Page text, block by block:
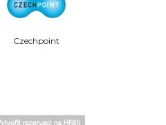
Czechpoint